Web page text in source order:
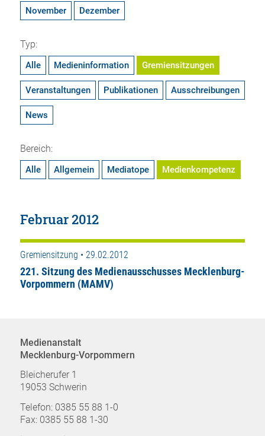
November Dezember
Typ:
Alle Medieninformation Gremiensitzungen
Veranstaltungen Publikationen Ausschreibungen
News
Bereich:
Alle Allgemein Mediatope Medienkompetenz
Februar 2012
Gremiensitzung • 29.02.2012
221. Sitzung des Medienausschusses Mecklenburg-
Vorpommern (MAMV)
Medienanstalt
Mecklenburg-Vorpommern
Bleicherufer 1
19053 Schwerin
Telefon: 0385 55 88 1-0
Fax: 0385 55 88 1-30